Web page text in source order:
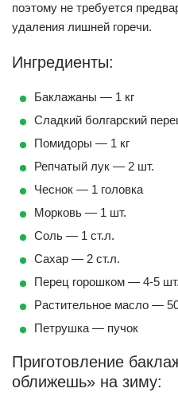
поэтому не требуется
удаления лишней горечи.
Ингредиенты:
Баклажаны — 1 кг
Сладкий болгарский
Помидоры — 1 кг
Репчатый лук — 2 шт.
Чеснок — 1 головка
Морковь — 1 шт.
Соль — 1 ст.л.
Сахар — 2 ст.л.
Перец горошком — 4-5 шт.
Растительное масло —
Петрушка — пучок
Приготовление
оближешь» на зиму: